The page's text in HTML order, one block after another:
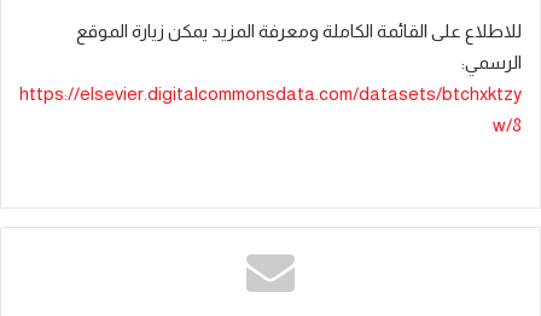
للاطلاع على القائمة الكاملة ومعرفة المزيد يمكن زيارة الموقع
الرسمي:
https://elsevier.digitalcommonsdata.com/datasets/btchxktzy
w/8